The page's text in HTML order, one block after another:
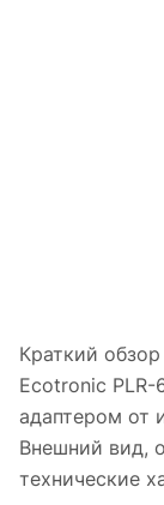
Краткий
Ecotronic PLR-
адаптером от
Внешний вид,
технические